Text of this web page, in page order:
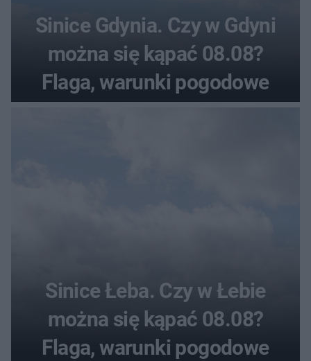
Sinice Gdynia. Czy w Gdyni
można się kąpać 08.08?
Flaga, warunki pogodowe
Sinice Łeba. Czy w Łebie
można się kąpać 08.08?
Flaga, warunki pogodowe